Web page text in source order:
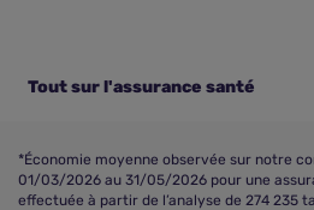
Tout sur l'assurance santé
*Économie moyenne observée sur notre
01/03/2026 au 31/05/2026 pour une
effectuée à partir de l’analyse de 274 235